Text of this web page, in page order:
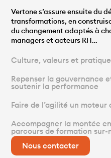
Culture, valeurs et
Repenser la gouvernance
soutenir la performance
Faire de l’agilité un
Accompagner la montée
parcours de formation sur-
Vertone s’assure ensuite du
transformations, en
du changement adaptés à
managers et acteurs RH…
Nous contacter